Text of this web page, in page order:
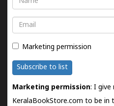
Email
Marketing permission
Subscribe to list
Marketing permission: I give
KeralaBookStore.com to be in